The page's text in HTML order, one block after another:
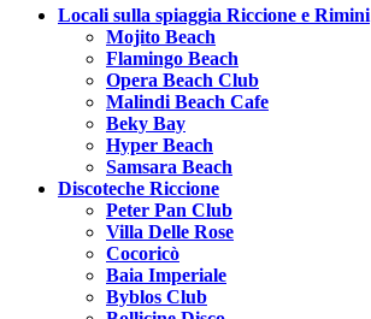
Locali sulla spiaggia Riccione e Rimini
Mojito Beach
Flamingo Beach
Opera Beach Club
Malindi Beach Cafe
Beky Bay
Hyper Beach
Samsara Beach
Discoteche Riccione
Peter Pan Club
Villa Delle Rose
Cocoricò
Baia Imperiale
Byblos Club